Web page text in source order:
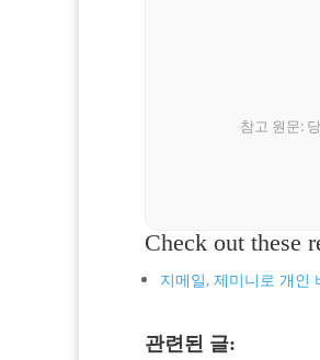
참고 원문:
Check out these
지메일, 제미니로 개인
관련된 글: